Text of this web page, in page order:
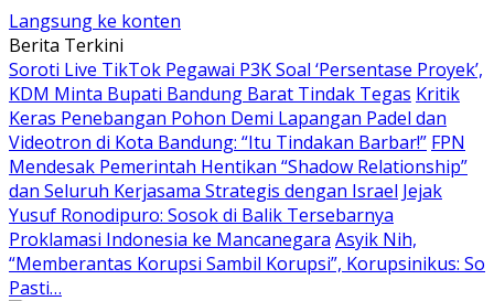
Langsung ke konten
Berita Terkini
Soroti Live TikTok Pegawai P3K Soal ‘Persentase Proyek’,
KDM Minta Bupati Bandung Barat Tindak Tegas Kritik
Keras Penebangan Pohon Demi Lapangan Padel dan
Videotron di Kota Bandung: “Itu Tindakan Barbar!” FPN
Mendesak Pemerintah Hentikan “Shadow Relationship”
dan Seluruh Kerjasama Strategis dengan Israel Jejak
Yusuf Ronodipuro: Sosok di Balik Tersebarnya
Proklamasi Indonesia ke Mancanegara Asyik Nih,
“Memberantas Korupsi Sambil Korupsi”, Korupsinikus: So
Pasti…